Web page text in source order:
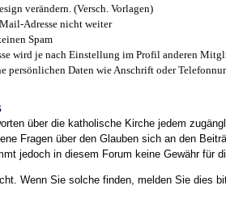
verändern. (Versch. Vorlagen)
Adresse nicht weiter
Spam
wird je nach Einstellung im Profil anderen
persönlichen Daten wie Anschrift oder
über die katholische Kirche jedem
Fragen über den Glauben sich an den
jedoch in diesem Forum keine Gewähr
Wenn Sie solche finden, melden Sie dies